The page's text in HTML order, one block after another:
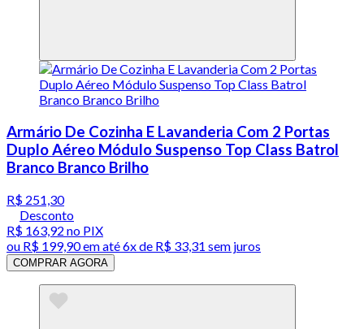
Armário De Cozinha E Lavanderia Com 2 Portas
Duplo Aéreo Módulo Suspenso Top Class Batrol
Branco Branco Brilho
R$ 251,30
Desconto
R$ 163,92 no PIX
ou R$ 199,90em até6x de R$ 33,31 sem juros
COMPRAR AGORA